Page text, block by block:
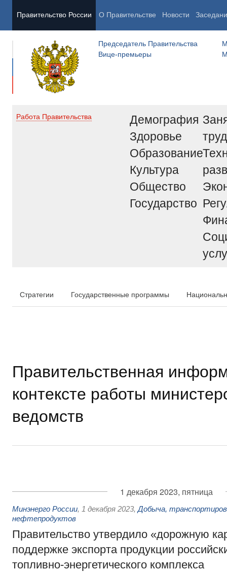
Правительство России О Правительстве Новости
Председатель Правительства
Вице-премьеры
Работа Правительства
Демография
Здоровье
Образование
Культура
Общество
Государство
труд
Стратегии Государственные программы
Правительственная
контексте работы
ведомств
1 декабря 2023, пятница
Минэнерго России, 1 декабря 2023, Добыча,
нефтепродуктов
Правительство утвердило «дорожную
поддержке экспорта продукции
топливно-энергетического комплекса